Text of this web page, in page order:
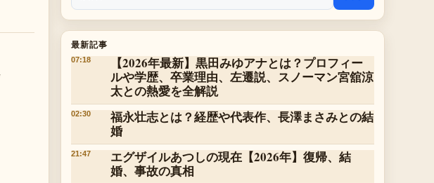
最新記事
07:18
【2026年最新】黒田みゆアナとは？プロフィー
ルや学歴、卒業理由、左遷説、スノーマン宮舘涼
太との熱愛を全解説
02:30
福永壮志とは？経歴や代表作、長澤まさみとの結
婚
21:47
エグザイルあつしの現在【2026年】復帰、結
婚、事故の真相